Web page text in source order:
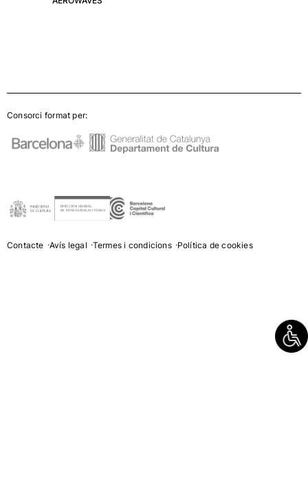
Consorci format per:
Contacte Avís legal Termes i condicions Política de cookies